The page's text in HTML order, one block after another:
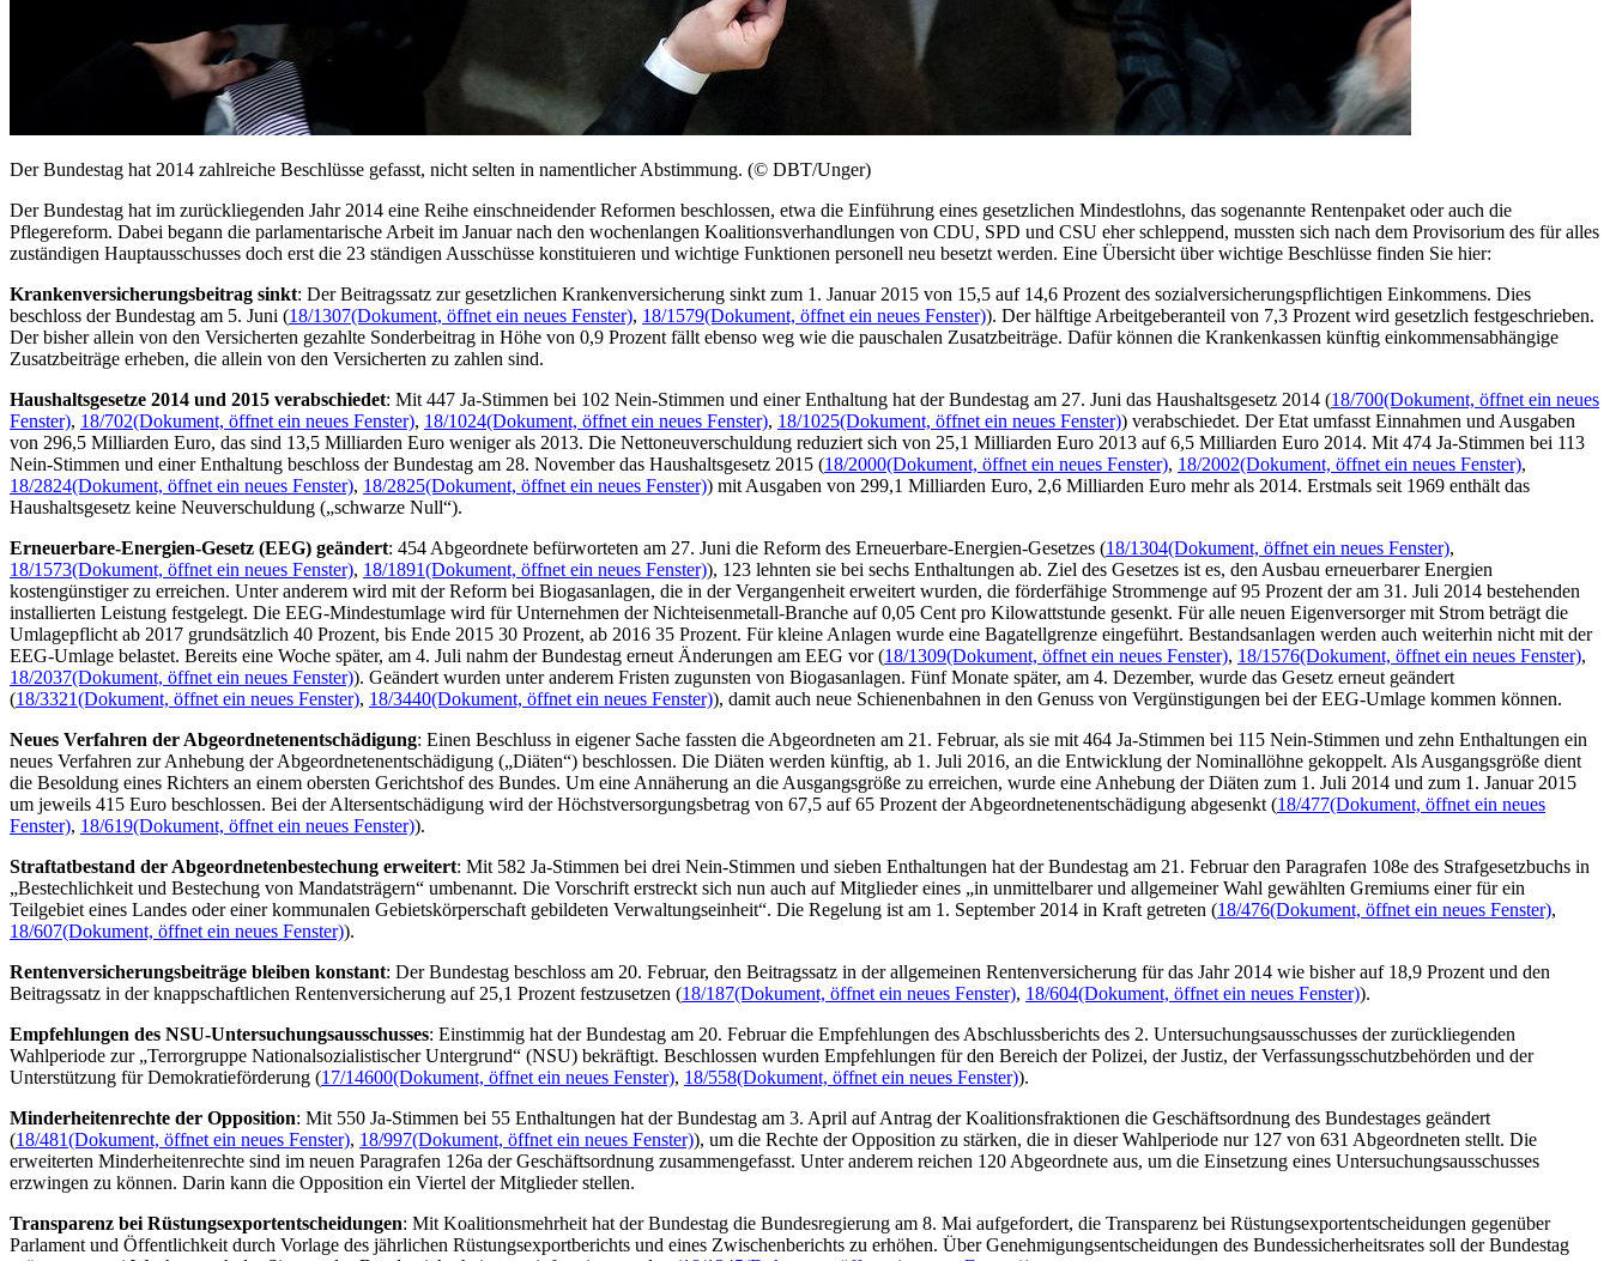
Der Bundestag hat 2014 zahlreiche Beschlüsse gefasst, nicht selten in namentlicher Abstimmung. (© DBT/Unger)
Der Bundestag hat im zurückliegenden Jahr 2014 eine Reihe einschneidender Reformen beschlossen, etwa die Einführung eines gesetzlichen Mindestlohns, das sogenannte Rentenpaket oder auch die
Pflegereform. Dabei begann die parlamentarische Arbeit im Januar nach den wochenlangen Koalitionsverhandlungen von CDU, SPD und CSU eher schleppend, mussten sich nach dem Provisorium des für alles
zuständigen Hauptausschusses doch erst die 23 ständigen Ausschüsse konstituieren und wichtige Funktionen personell neu besetzt werden. Eine Übersicht über wichtige Beschlüsse finden Sie hier:
Krankenversicherungsbeitrag sinkt: Der Beitragssatz zur gesetzlichen Krankenversicherung sinkt zum 1. Januar 2015 von 15,5 auf 14,6 Prozent des sozialversicherungspflichtigen Einkommens. Dies
beschloss der Bundestag am 5. Juni (18/1307(Dokument, öffnet ein neues Fenster), 18/1579(Dokument, öffnet ein neues Fenster)). Der hälftige Arbeitgeberanteil von 7,3 Prozent wird gesetzlich festgeschrieben.
Der bisher allein von den Versicherten gezahlte Sonderbeitrag in Höhe von 0,9 Prozent fällt ebenso weg wie die pauschalen Zusatzbeiträge. Dafür können die Krankenkassen künftig einkommensabhängige
Zusatzbeiträge erheben, die allein von den Versicherten zu zahlen sind.
Haushaltsgesetze 2014 und 2015 verabschiedet: Mit 447 Ja-Stimmen bei 102 Nein-Stimmen und einer Enthaltung hat der Bundestag am 27. Juni das Haushaltsgesetz 2014 (18/700(Dokument, öffnet ein neues
Fenster), 18/702(Dokument, öffnet ein neues Fenster), 18/1024(Dokument, öffnet ein neues Fenster), 18/1025(Dokument, öffnet ein neues Fenster)) verabschiedet. DerEtat umfasst Einnahmen und Ausgaben
von 296,5 Milliarden Euro, das sind 13,5 Milliarden Euro weniger als 2013. Die Nettoneuverschuldung reduziert sich von 25,1 Milliarden Euro 2013 auf 6,5 Milliarden Euro 2014. Mit 474 Ja-Stimmen bei 113
Nein-Stimmen und einer Enthaltung beschloss der Bundestag am 28. November das Haushaltsgesetz 2015 (18/2000(Dokument, öffnet ein neues Fenster), 18/2002(Dokument, öffnet ein neues Fenster),
18/2824(Dokument, öffnet ein neues Fenster), 18/2825(Dokument, öffnet ein neues Fenster)) mit Ausgaben von 299,1 Milliarden Euro, 2,6 Milliarden Euro mehr als 2014. Erstmals seit 1969 enthält das
Haushaltsgesetz keine Neuverschuldung („schwarze Null“).
Erneuerbare-Energien-Gesetz (EEG) geändert: 454 Abgeordnete befürworteten am 27. Juni die Reform des Erneuerbare-Energien-Gesetzes (18/1304(Dokument, öffnet ein neues Fenster),
18/1573(Dokument, öffnet ein neues Fenster), 18/1891(Dokument, öffnet ein neues Fenster)), 123 lehnten sie bei sechs Enthaltungen ab. Ziel des Gesetzes ist es, den Ausbau erneuerbarer Energien
kostengünstiger zu erreichen. Unter anderem wird mit der Reform bei Biogasanlagen, die in der Vergangenheit erweitert wurden, die förderfähige Strommenge auf 95 Prozent der am 31. Juli 2014 bestehenden
installierten Leistung festgelegt. Die EEG-Mindestumlage wird für Unternehmen der Nichteisenmetall-Branche auf 0,05 Cent pro Kilowattstunde gesenkt. Für alle neuen Eigenversorger mit Strom beträgt die
Umlagepflicht ab 2017 grundsätzlich 40 Prozent, bis Ende 2015 30 Prozent, ab 2016 35 Prozent. Für kleine Anlagen wurde eine Bagatellgrenze eingeführt. Bestandsanlagen werden auch weiterhin nicht mit der
EEG-Umlage belastet. Bereits eine Woche später, am 4. Juli nahm der Bundestag erneut Änderungen am EEG vor (18/1309(Dokument, öffnet ein neues Fenster), 18/1576(Dokument, öffnet ein neues Fenster),
18/2037(Dokument, öffnet ein neues Fenster)). Geändert wurden unter anderem Fristen zugunsten von Biogasanlagen. Fünf Monate später, am 4. Dezember, wurde das Gesetz erneut geändert
(18/3321(Dokument, öffnet ein neues Fenster), 18/3440(Dokument, öffnet ein neues Fenster)), damit auch neue Schienenbahnen in den Genuss von Vergünstigungen bei der EEG-Umlage kommen können.
Neues Verfahren der Abgeordnetenentschädigung: Einen Beschluss in eigener Sache fassten die Abgeordneten am 21. Februar, als sie mit 464 Ja-Stimmen bei 115 Nein-Stimmen und zehn Enthaltungen ein
neues Verfahren zur Anhebung der Abgeordnetenentschädigung („Diäten“) beschlossen. Die Diäten werden künftig, ab 1. Juli 2016, an die Entwicklung der Nominallöhne gekoppelt. Als Ausgangsgröße dient
die Besoldung eines Richters an einem obersten Gerichtshof des Bundes. Um eine Annäherung an die Ausgangsgröße zu erreichen, wurde eine Anhebung der Diäten zum 1. Juli 2014 und zum 1. Januar 2015
um jeweils 415 Euro beschlossen. Bei der Altersentschädigung wird der Höchstversorgungsbetrag von 67,5 auf 65 Prozent der Abgeordnetenentschädigung abgesenkt (18/477(Dokument, öffnet ein neues
Fenster), 18/619(Dokument, öffnet ein neues Fenster)).
Straftatbestand der Abgeordnetenbestechung erweitert: Mit 582 Ja-Stimmen bei drei Nein-Stimmen und sieben Enthaltungen hat der Bundestag am 21. Februar den Paragrafen 108e des Strafgesetzbuchs in
„Bestechlichkeit und Bestechung von Mandatsträgern“ umbenannt. Die Vorschrift erstreckt sich nun auch auf Mitglieder eines „in unmittelbarer und allgemeiner Wahl gewählten Gremiums einer für ein
Teilgebiet eines Landes oder einer kommunalen Gebietskörperschaft gebildeten Verwaltungseinheit“. Die Regelung ist am 1. September 2014 in Kraft getreten (18/476(Dokument, öffnet ein neues Fenster),
18/607(Dokument, öffnet ein neues Fenster)).
Rentenversicherungsbeiträge bleiben konstant: Der Bundestag beschloss am 20. Februar, den Beitragssatz in der allgemeinen Rentenversicherung für das Jahr 2014 wie bisher auf 18,9 Prozent und den
Beitragssatz in der knappschaftlichen Rentenversicherung auf 25,1 Prozent festzusetzen (18/187(Dokument, öffnet ein neues Fenster), 18/604(Dokument, öffnet ein neues Fenster)).
Empfehlungen des NSU-Untersuchungsausschusses: Einstimmig hat der Bundestag am 20. Februar die Empfehlungen des Abschlussberichts des 2. Untersuchungsausschusses der zurückliegenden
Wahlperiode zur „Terrorgruppe Nationalsozialistischer Untergrund“ (NSU) bekräftigt. Beschlossen wurden Empfehlungen für den Bereich der Polizei, der Justiz, der Verfassungsschutzbehörden und der
Unterstützung für Demokratieförderung (17/14600(Dokument, öffnet ein neues Fenster), 18/558(Dokument, öffnet ein neues Fenster)).
Minderheitenrechte der Opposition: Mit 550 Ja-Stimmen bei 55 Enthaltungen hat der Bundestag am 3. April auf Antrag der Koalitionsfraktionen die Geschäftsordnung des Bundestages geändert
(18/481(Dokument, öffnet ein neues Fenster), 18/997(Dokument, öffnet ein neues Fenster)), um die Rechte der Opposition zu stärken, die in dieser Wahlperiode nur 127 von 631 Abgeordneten stellt. Die
erweiterten Minderheitenrechte sind im neuen Paragrafen 126a der Geschäftsordnung zusammengefasst. Unter anderem reichen 120 Abgeordnete aus, um die Einsetzung eines Untersuchungsausschusses
erzwingen zu können. Darin kann die Opposition ein Viertel der Mitglieder stellen.
Transparenz bei Rüstungsexportentscheidungen: Mit Koalitionsmehrheit hat der Bundestag die Bundesregierung am 8. Mai aufgefordert, die Transparenz bei Rüstungsexportentscheidungen gegenüber
Parlament und Öffentlichkeit durch Vorlage des jährlichen Rüstungsexportberichts und eines Zwischenberichts zu erhöhen. Über Genehmigungsentscheidungen des Bundessicherheitsrates soll der Bundestag